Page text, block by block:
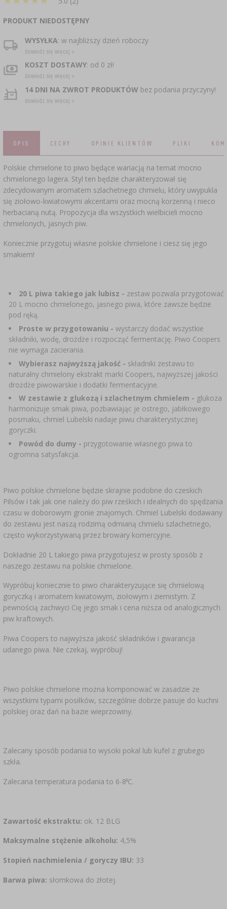
SUBSTANCJE ŻELUJĄCE DŻEMY
DEKORACJE CUKIERNICZE I PRODUKTY DO
PIECZENIA
GARNKI I FORMY RZYMSKIE
PAKOWANIE PRÓŻNIOWE
AKCESORIA DO PEKLOWANIA ›
NICI, SZNURKI, SIATKI ›
OSŁONKI
JELITA
PEKLE, MARYNATY I ZIOŁA ›
LITERATURA WĘDLINIARSTWO
AROMATY DYMU WĘDZARNICZEGO
DROŻDŻE WINIARSKIE
ŚRODKI DODATKOWE
PRASY
FILTROWANIE ›
KORKOWANIE ›
AKCESORIA WINIARSKIE ›
GĄSIORY ›
REGAŁY
AROMATYZACJA ›
LITERATURA
BADANIA WINA
ETYKIETY
DODATKI AROMATYZUJĄCE I PRZYPRAWY
LITERATURA
WĘDZENIE I GRILLOWANIE
PRZYPRAWY
RURKI FERMENTACYJNE
AKCESORIA PIWOWARSKIE
KAPSLE
KAPSLOWNICE
BUTELKI
BECZKI I WORKI
SOKOWNIKI
BUTELKI
SUSZARKI DO ŻYWNOŚCI
LEJKI
ETYKIETY
ZACISKARKI
BUTELKI
ZAKRĘTKI
DROŻDŻE GORZELNICZE
WĘGIEL AKTYWNY
BADANIA ALKOHOLU
LITERATURA
DOMKI I KARMNIKI
WĘDZARNIE I HAKI
GRILLOWANIE
NACZYNIA ŻELIWNE
›
PRZECHOWYWANIE ›
MŁYNKI I MOŹDZIERZE ›
GADŻETY DOMOWE
PRODUKT NIEDOSTĘPNY
WYSYŁKA: w najbliższy dzień roboczy
dowiedz się więcej »
KOSZT DOSTAWY: od 0 zł!
dowiedz się więcej »
14 DNI NA ZWROT PRODUKTÓWbez podania przyczyny!
dowiedz się więcej »
OPIS CECHY OPINIE KLIENTÓW PLIKI
Polskie chmielone to piwo będące wariacją na temat mocno
chmielonego lagera. Styl ten będzie charakteryzował się
zdecydowanym aromatem szlachetnego chmielu, który uwypukla
się ziołowo-kwiatowymi akcentami oraz mocną korzenną i nieco
herbacianą nutą. Propozycja dla wszystkich wielbicieli mocno
chmielonych, jasnych piw.
Koniecznie przygotuj własne polskie chmielone i ciesz się jego
smakiem!
20 L piwa takiego jak lubisz - zestaw pozwala przygotować
20 L mocno chmielonego, jasnego piwa, które zawsze będzie
pod ręką.
Proste w przygotowaniu - wystarczy dodać wszystkie
składniki, wodę, drożdże i rozpocząć fermentację. Piwo Coopers
nie wymaga zacierania.
Wybierasz najwyższą jakość - składniki zestawu to
naturalny chmielony ekstrakt marki Coopers, najwyższej jakości
drożdże piwowarskie i dodatki fermentacyjne.
W zestawie z glukozą i szlachetnym chmielem - glukoza
harmonizuje smak piwa, pozbawiając je ostrego, jabłkowego
posmaku, chmiel Lubelski nadaje piwu charakterystycznej
goryczki.
Powód do dumy - przygotowanie własnego piwa to
ogromna satysfakcja.
Piwo polskie chmielone będzie skrajnie podobne do czeskich
Pilsów i tak jak one należy do piw rześkich i idealnych do spędzania
czasu w doborowym gronie znajomych. Chmiel Lubelski dodawany
do zestawu jest naszą rodzimą odmianą chmielu szlachetnego,
często wykorzystywaną przez browary komercyjne.
Dokładnie 20 L takiego piwa przygotujesz w prosty sposób z
naszego zestawu na polskie chmielone.
Wypróbuj koniecznie to piwo charakteryzujące się chmielową
goryczką i aromatem kwiatowym, ziołowym i ziemistym. Z
pewnością zachwyci Cię jego smak i cena niższa od analogicznych
piw kraftowych.
Piwa Coopers to najwyższa jakość składników i gwarancja
udanego piwa. Nie czekaj, wypróbuj!
Piwo polskie chmielone można komponować w zasadzie ze
wszystkimi typami posiłków, szczególnie dobrze pasuje do kuchni
polskiej oraz dań na bazie wieprzowiny.
Zalecany sposób podania to wysoki pokal lub kufel z grubego
szkła.
Zalecana temperatura podania to 6-8oC.
Zawartość ekstraktu: ok. 12 BLG
Maksymalne stężenie alkoholu: 4,5%
Stopień nachmielenia / goryczy IBU: 33
Barwa piwa: słomkowa do złotej.